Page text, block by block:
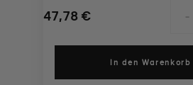
47,78 €
Price
47,78
-
Quantity
to:
In den Warenkorb